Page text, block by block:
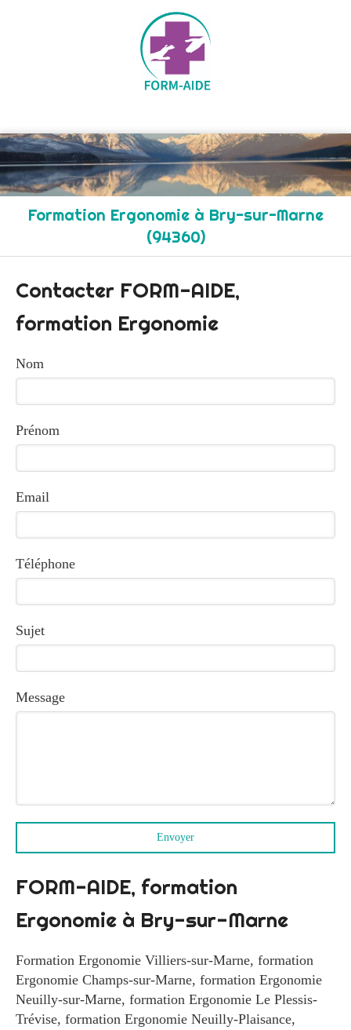
Formation Ergonomie à Bry-sur-Marne
(94360)
Contacter FORM-AIDE,
formation Ergonomie
Nom
Prénom
Email
Téléphone
Sujet
Message
Envoyer
FORM-AIDE, formation
Ergonomie à Bry-sur-Marne
Formation Ergonomie Villiers-sur-Marne, formation
Ergonomie Champs-sur-Marne, formation Ergonomie
Neuilly-sur-Marne, formation Ergonomie Le Plessis-
Trévise, formation Ergonomie Neuilly-Plaisance,